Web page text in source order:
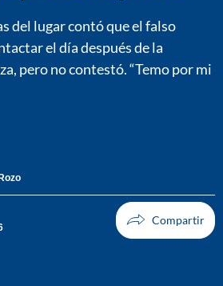
del lugar contó que el falso
el día después de la
pero no contestó. “Temo por mi